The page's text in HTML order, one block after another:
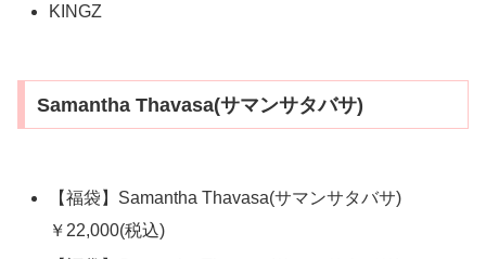
KINGZ
Samantha Thavasa(サマンサタバサ)
【福袋】Samantha Thavasa(サマンサタバサ)
￥22,000(税込)